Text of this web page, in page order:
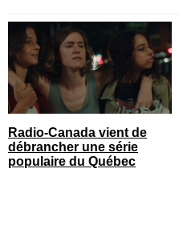
Radio-Canada vient de
débrancher une série
populaire du Québec